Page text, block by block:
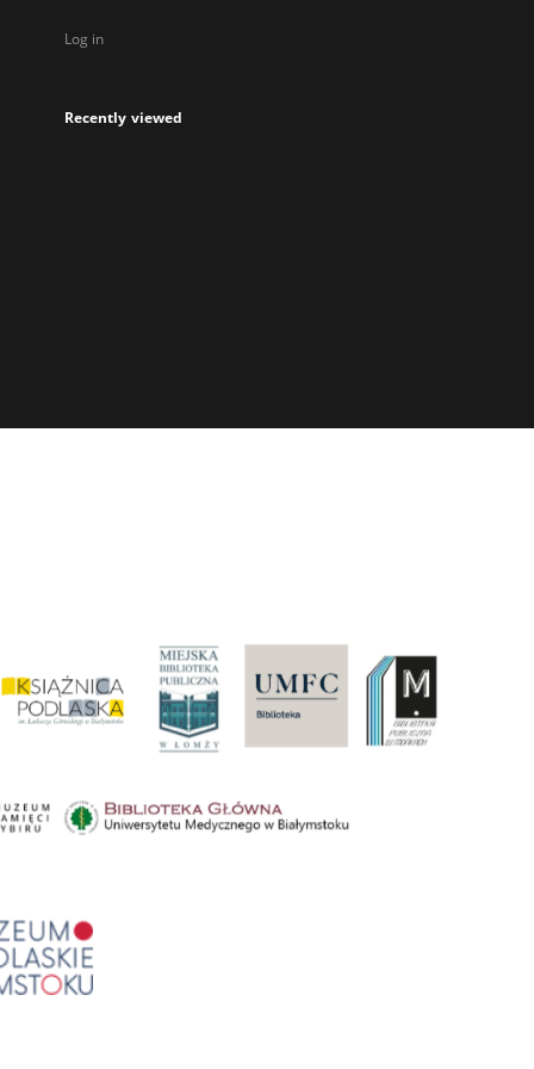
Log in
Recently viewed